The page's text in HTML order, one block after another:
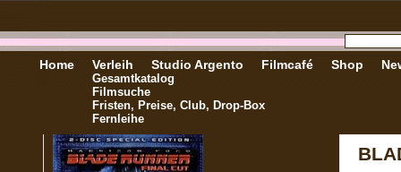
Home Verleih
Gesamtkatalog
Filmsuche
Fristen, Preise, Club, Drop-Box
Fernleihe
Studio Argento Filmcafé Shop